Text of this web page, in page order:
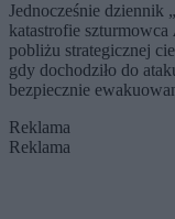
Jednocześnie dziennik
katastrofie szturmowca
pobliżu strategicznej
gdy dochodziło do
bezpiecznie
Reklama
Reklama